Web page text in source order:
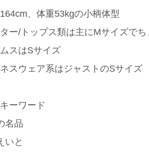
164cm、体重53kgの小柄体型
ター/トップス類は主にMサイズで
ムスはSサイズ
ネスウェア系はジャストのSサイズ
ーワード
名品
いと